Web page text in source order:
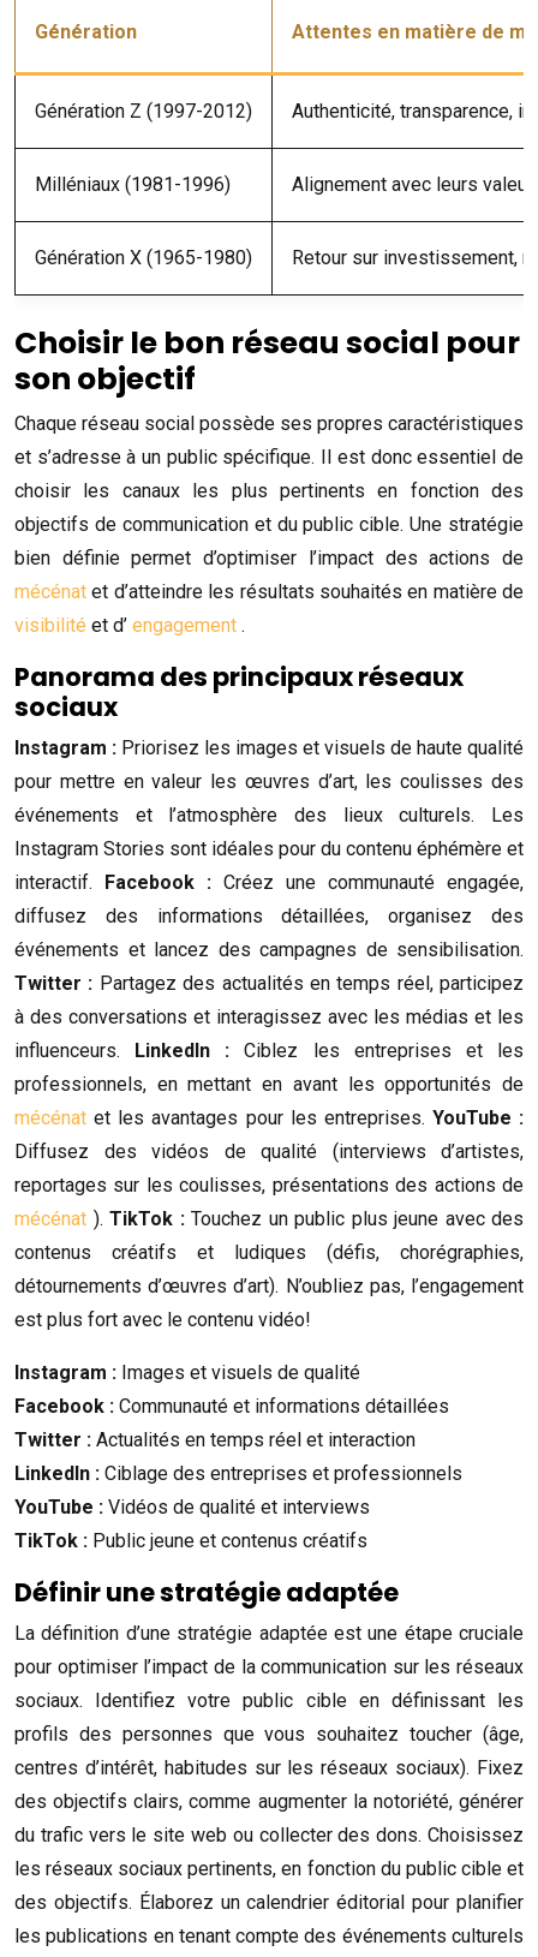
Génération Attentes en matière de
Génération Z (1997-2012) Authenticité, transparence,
Milléniaux (1981-1996) Alignement avec leurs
Génération X (1965-1980) Retour sur investissement,
Choisir le bon réseau social pour
son objectif
Chaque réseau social possède ses propres caractéristiques
et s’adresse à un public spécifique. Il est donc essentiel de
choisir les canaux les plus pertinents en fonction des
objectifs de communication et du public cible. Une stratégie
bien définie permet d’optimiser l’impact des actions de
mécénatet d’atteindre les résultats souhaités en matière de
visibilité et d’ engagement .
Panorama des principaux réseaux
sociaux
Instagram : Priorisez les images et visuels de haute qualité
pour mettre en valeur les œuvres d’art, les coulisses des
événements et l’atmosphère des lieux culturels. Les
Instagram Stories sont idéales pour du contenu éphémère et
interactif. Facebook : Créez une communauté engagée,
diffusez des informations détaillées, organisez des
événements et lancez des campagnes de sensibilisation.
Twitter : Partagez des actualités en temps réel, participez
à des conversations et interagissez avec les médias et les
influenceurs. LinkedIn :Ciblez les entreprises et les
professionnels, en mettant en avant les opportunités de
mécénatet les avantages pour les entreprises. YouTube :
Diffusez des vidéos de qualité (interviews d’artistes,
reportages sur les coulisses, présentations des actions de
mécénat ). TikTok : Touchez un public plus jeune avec des
contenus créatifs et ludiques (défis, chorégraphies,
détournements d’œuvres d’art). N’oubliez pas, l’engagement
est plus fort avec le contenu vidéo!
Instagram : Images et visuels de qualité
Facebook : Communauté et informations détaillées
Twitter : Actualités en temps réel et interaction
LinkedIn : Ciblage des entreprises et professionnels
YouTube : Vidéos de qualité et interviews
TikTok : Public jeune et contenus créatifs
Définir une stratégie adaptée
La définition d’une stratégie adaptée est une étape cruciale
pour optimiser l’impact de la communication sur les réseaux
sociaux. Identifiez votre public cible en définissant les
profils des personnes que vous souhaitez toucher (âge,
centres d’intérêt, habitudes sur les réseaux sociaux). Fixez
des objectifs clairs, comme augmenter la notoriété, générer
du trafic vers le site web ou collecter des dons. Choisissez
les réseaux sociaux pertinents, en fonction du public cible et
des objectifs. Élaborez un calendrier éditorial pour planifier
les publications en tenant compte des événements culturels